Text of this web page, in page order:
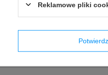
Reklamowe pliki